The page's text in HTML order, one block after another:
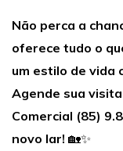
Não perca a
oferece tudo o
um estilo de vida
Agende sua
Comercial (85)
novo lar! 🏡✨